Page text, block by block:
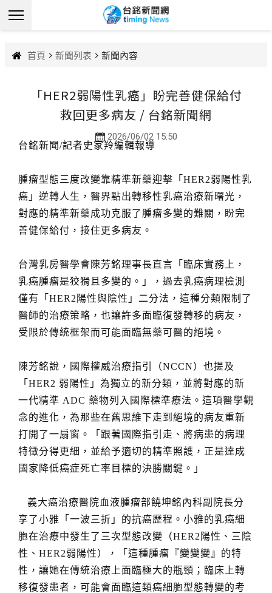
首頁 > 新聞列表 > 新聞內容
「HER2弱陽性乳癌」盼完善健保給付
救回更多病友 / 台銘新聞網
2026/06/02 15:50
台銘新聞/記者史家羚編輯報導
腫瘤型態三度改變靠精準新藥迎擊「HER2弱陽性乳
癌」逆轉人生，醫界點出轉移性乳癌治療新曙光，
對應的精準新藥成功克服了腫瘤多變的難關，盼完
善健保給付，接住更多病友。
台灣乳房醫學會陳芳銘理事長直言「臨床實務上，
乳癌腫瘤是狡猾且多變的。」，過去乳癌病理檢測
僅有「HER2陽性與陰性」二分法，這種分類限制了
醫師的治療策略，也讓許多面臨復發轉移的病友，
受限於傳統框架而可能面臨無藥可醫的絕境。
陳芳銘說，國際權威治療指引（NCCN）也提及
「HER2 弱陽性」為獨立的新分類，並將對應的新
一代精準 ADC 藥物列入國際標準療法。這項醫學觀
念的進化，為那些在舊思維下走到絕境的病友重新
打開了一扇窗。「跟著國際指引走、將病患的病理
特徵分得更細，並給予適切的精準照護，正是達成
國家降低癌症死亡率目標的決勝關鍵。」
義大癌治療醫院血液腫瘤部饒坤銘內科副院長分
享了小雅「一波三折」的抗癌歷程。小雅的乳癌細
胞在治療中發生了三次型態改變（HER2陽性、三陰
性、HER2弱陽性），「這種腫瘤『變變變』的特
性，讓她在傳統治療上面臨極大的瓶頸；臨床上轉
移復發患者，可能會面臨這類癌細胞型態轉變的考